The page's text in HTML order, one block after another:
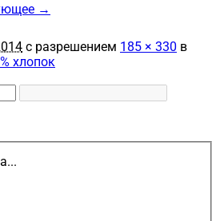
→
с разрешением 185 × 330 в
хлопок